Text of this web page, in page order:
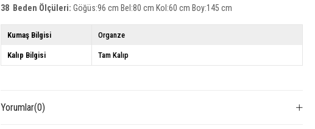
38 Beden Ölçüleri:Göğüs:96 cm Bel:80 cm Kol:60 cm Boy:145 cm
Kumaş Bilgisi Organze
Kalıp Bilgisi Tam Kalıp
Yorumlar(0)